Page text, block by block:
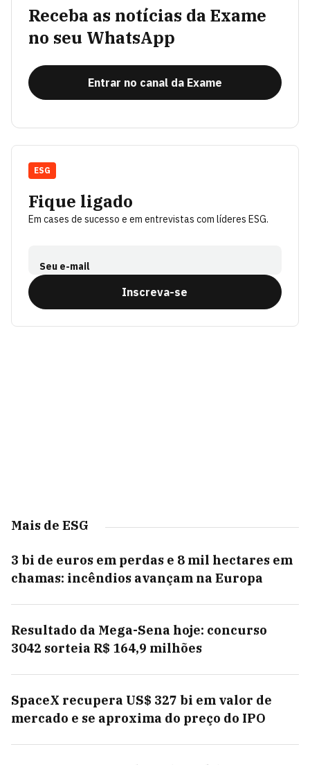
Receba as notícias da Exame
no seu WhatsApp
Entrar no canal da Exame
Fique ligado
Em cases de sucesso e em entrevistas com líderes ESG.
Seu e-mail
Inscreva-se
ESG
Mais de ESG
3 bi de euros em perdas e 8 mil hectares em
chamas: incêndios avançam na Europa
Resultado da Mega-Sena hoje: concurso
3042 sorteia R$ 164,9 milhões
SpaceX recupera US$ 327 bi em valor de
mercado e se aproxima do preço do IPO